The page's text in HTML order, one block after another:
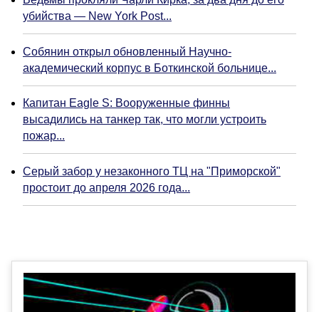
убийства — New York Post...
Собянин открыл обновленный Научно-
академический корпус в Боткинской больнице...
Капитан Eagle S: Вооруженные финны
высадились на танкер так, что могли устроить
пожар...
Серый забор у незаконного ТЦ на "Приморской"
простоит до апреля 2026 года...